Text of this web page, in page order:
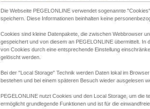
Die Webseite PEGELONLINE verwendet sogenannte
speichern. Diese Informationen beinhalten keine
Cookies sind kleine Datenpakete, die zwischen Webbrowser
gespeichert und von diesem an PEGELONLINE übermittelt.
von Cookies durch eine entsprechende Einstellung
gelöscht werden.
Bei der "Local Storage" Technik werden Daten lokal im
bestehen und bei einem späteren Besuch wieder ausgelesen
PEGELONLINE nutzt Cookies und den Local Storage, um die
ermöglicht grundlegende Funktionen und ist für die